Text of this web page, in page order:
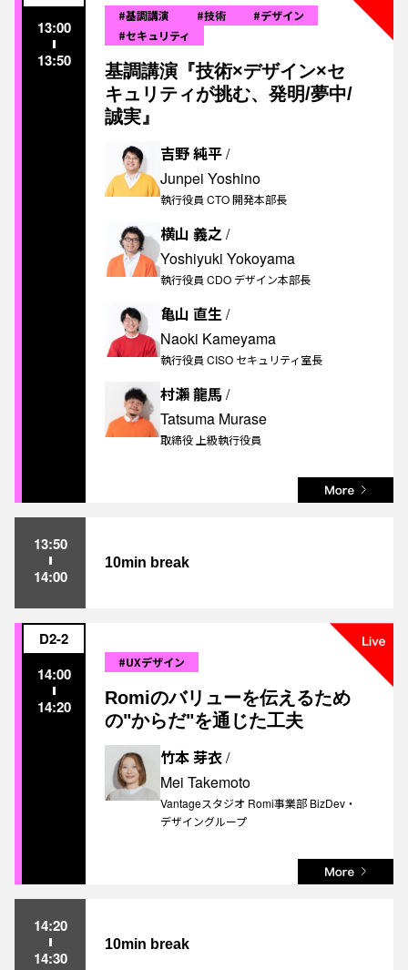
13:00
13:50
#基調講演 #技術
#デザイン
#セキュリティ
基調講演『技術×デザイン×セ
キュリティが挑む、発明/夢中/
誠実』
吉野 純平/
Junpei Yoshino
執行役員 CTO 開発本部長
横山 義之/
Yoshiyuki Yokoyama
執行役員 CDO デザイン本部長
亀山 直生/
Naoki Kameyama
執行役員 CISO セキュリティ室長
村瀨 龍馬/
Tatsuma Murase
取締役 上級執行役員
13:50
14:00
10min break
D2-2
14:00
14:20
#UXデザイン
Romiのバリューを伝えるため
の"からだ"を通じた工夫
竹本 芽衣/
Mei Takemoto
Vantageスタジオ Romi事業部 BizDev・
デザイングループ
14:20
14:30
10min break